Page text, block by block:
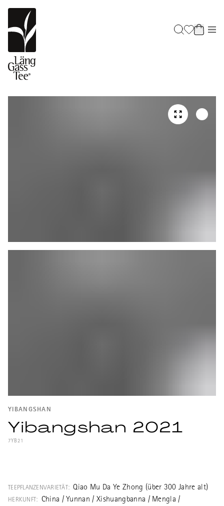
YIBANGSHAN
Yibangshan 2021
7YB21
Teebäumen (Gu Shu) aus dem Teewald
namens Xiangchunlin beim Dorf Laojiezizhai.
TEEPFLANZENVARIETÄT: Qiao Mu Da Ye Zhong (über 300 Jahre alt)
HERKUNFT:
China / Yunnan / Xishuangbanna / Mengla /